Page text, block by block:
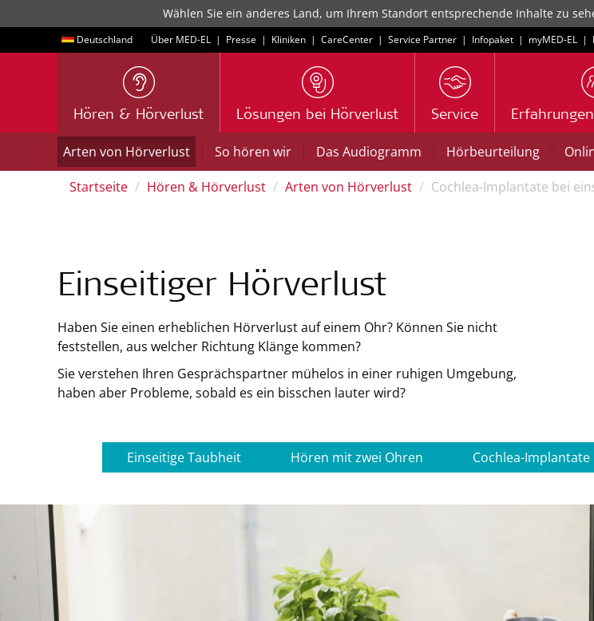
Wählen Sie ein anderes Land, um Ihrem Standort entsprechende Inhalte zu
Deutschland Über MED-EL | Presse | Kliniken | CareCenter | Service Partner | Infopaket | myMED‑EL |
Hören & Hörverlust Lösungen bei Hörverlust Service
Arten von Hörverlust | So hören wir | Das Audiogramm | Hörbeurteilung |
Startseite
Hören & Hörverlust Arten von Hörverlust Cochlea-Implantate bei
Einseitiger Hörverlust
Haben Sie einen erheblichen Hörverlust auf einem Ohr? Können Sie nicht
feststellen, aus welcher Richtung Klänge kommen?
Sie verstehen Ihren Gesprächspartner mühelos in einer ruhigen Umgebung,
haben aber Probleme, sobald es ein bisschen lauter wird?
Einseitige Taubheit Hören mit zwei Ohren Cochlea-Implantate